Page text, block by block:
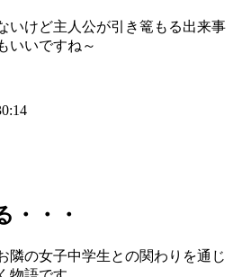
いけど主人公が引き篭もる出来事
いいですね～
・・・
隣の女子中学生との関わりを通じ